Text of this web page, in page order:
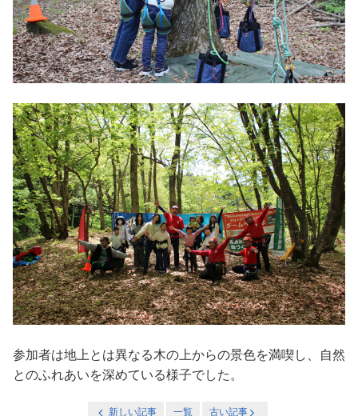
参加者は地上とは異なる木の上からの景色を満喫し、自然
とのふれあいを深めている様子でした。
新しい記事 一覧 古い記事